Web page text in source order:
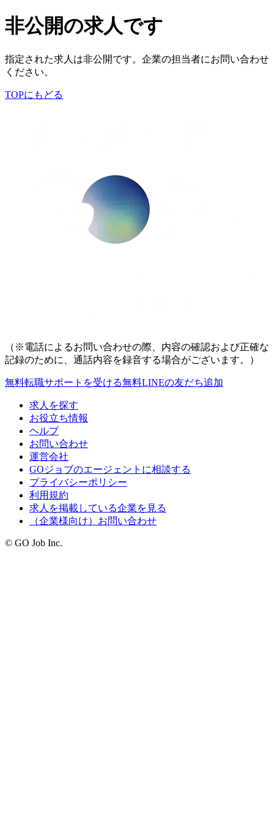
非公開の求人です
指定された求人は非公開です。企業の担当者にお問い合わせ
ください。
TOPにもどる
（※電話によるお問い合わせの際、内容の確認および正確な
記録のために、通話内容を録音する場合がございます。）
無料転職サポートを受ける無料LINEの友だち追加
求人を探す
お役立ち情報
ヘルプ
お問い合わせ
運営会社
GOジョブのエージェントに相談する
プライバシーポリシー
利用規約
求人を掲載している企業を見る
（企業様向け）お問い合わせ
© GO Job Inc.